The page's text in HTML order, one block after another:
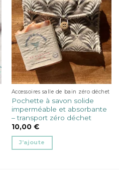
Accessoires salle de bain zéro déchet
Pochette à savon solide
imperméable et absorbante
– transport zéro déchet
10,00 €
J’ajoute